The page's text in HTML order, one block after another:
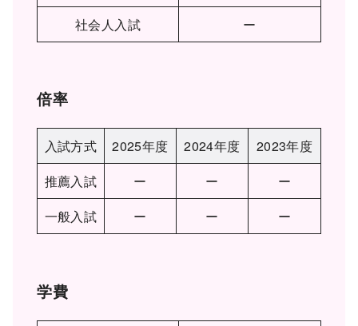
社会人入試
ー
倍率
入試方式 2025年度 2024年度
2023年度
推薦入試
ー ー
ー
一般入試
ー ー ー
学費